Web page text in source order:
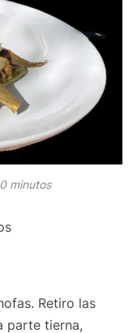
minutos
Retiro las
parte tierna,